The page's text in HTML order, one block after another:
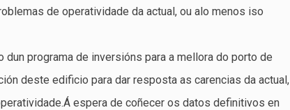
de operatividade da actual, ou alo menos iso
dun programa de inversións para a mellora do porto de
deste edificio para dar resposta as carencias da actual,
espera de coñecer os datos definitivos en